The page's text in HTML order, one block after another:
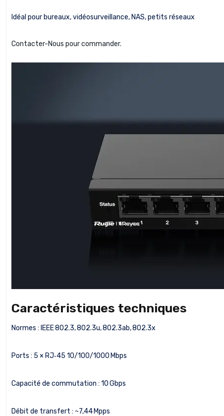
Idéal pour bureaux, vidéosurveillance, NAS, petits réseaux
Contacter-Nous pour commander.
Caractéristiques techniques
Normes : IEEE 802.3, 802.3u, 802.3ab, 802.3x
Ports : 5 × RJ‑45 10/100/1000 Mbps
Capacité de commutation : 10 Gbps
Débit de transfert : ~7,44 Mpps